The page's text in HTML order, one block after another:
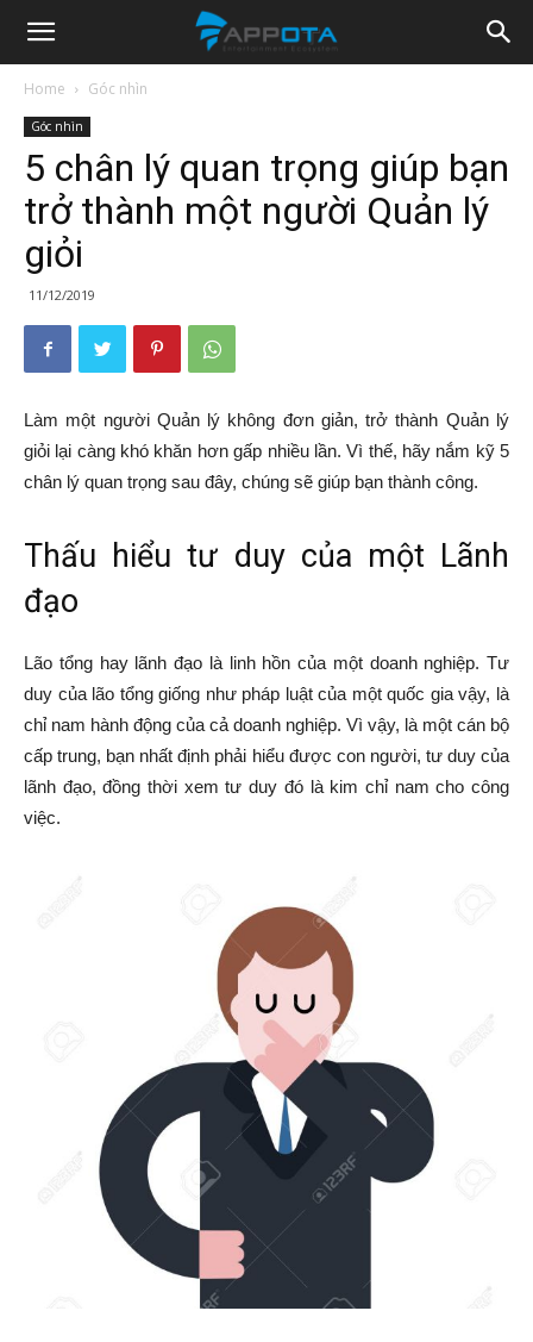
Appota
News
Home Góc nhìn
Góc nhìn
5 chân lý quan trọng giúp bạn
trở thành một người Quản lý
giỏi
11/12/2019
Làm một người Quản lý không đơn giản, trở thành Quản lý
giỏi lại càng khó khăn hơn gấp nhiều lần. Vì thế, hãy nắm kỹ 5
chân lý quan trọng sau đây, chúng sẽ giúp bạn thành công.
Thấu hiểu tư duy của một Lãnh
đạo
Lão tổng hay lãnh đạo là linh hồn của một doanh nghiệp. Tư
duy của lão tổng giống như pháp luật của một quốc gia vậy, là
chỉ nam hành động của cả doanh nghiệp. Vì vậy, là một cán bộ
cấp trung, bạn nhất định phải hiểu được con người, tư duy của
lãnh đạo, đồng thời xem tư duy đó là kim chỉ nam cho công
việc.